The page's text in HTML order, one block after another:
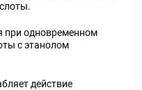
при одновременном
с этанолом
действие